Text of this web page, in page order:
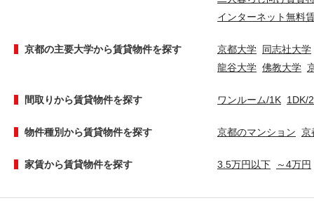
インターネット無料
京都の主要大学から賃貸物件を探す 京都大学 同志社大学
龍谷大学 佛教大学
間取りから賃貸物件を探す ワンルーム/1K 1DK/
物件種別から賃貸物件を探す 京都のマンション 京
家賃から賃貸物件を探す 3.5万円以下 ～4万円